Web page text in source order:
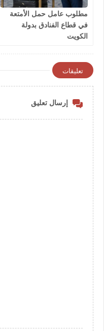
مطلوب عامل حمل الأمتعة
في قطاع الفنادق بدولة
الكويت
تعليقات
إرسال تعليق